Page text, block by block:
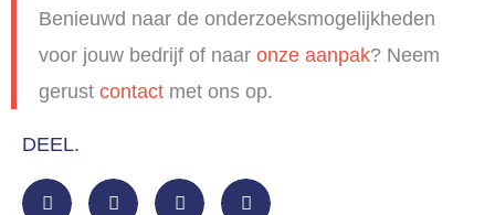
Benieuwd naar de onderzoeksmogelijkheden
voor jouw bedrijf of naar onze aanpak? Neem
gerust contact met ons op.
DEEL.